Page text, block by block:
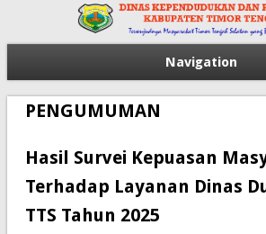
Navigation
PENGUMUMAN
Hasil Survei Kepuasan
Terhadap Layanan Dinas
TTS Tahun 2025